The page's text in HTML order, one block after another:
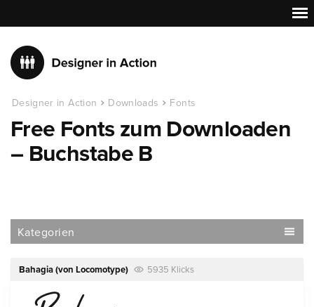
Designer in Action Downloads Fonts
Free Fonts zum Downloaden
– Buchstabe B
Kategorien
Bahagia(von Locomotype) 5935 Klicks